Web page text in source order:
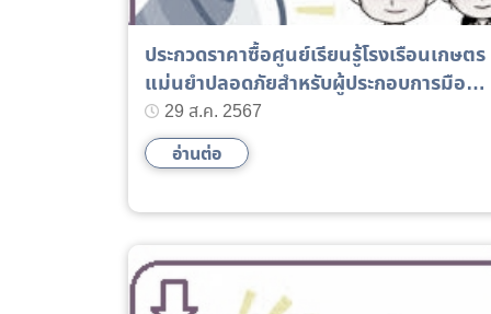
ประกวดราคาซื้อศูนย์เรียนรู้โรงเรือนเกษตร
แม่นยำปลอดภัยสำหรับผู้ประกอบการมือ
อาชีพด้านเกษตรอัจฉริยะ ด้วยวิธีประกวด
ราคาอิเล็กทรอนิกส์ (e-bidding)
29 ส.ค. 2567
อ่านต่อ